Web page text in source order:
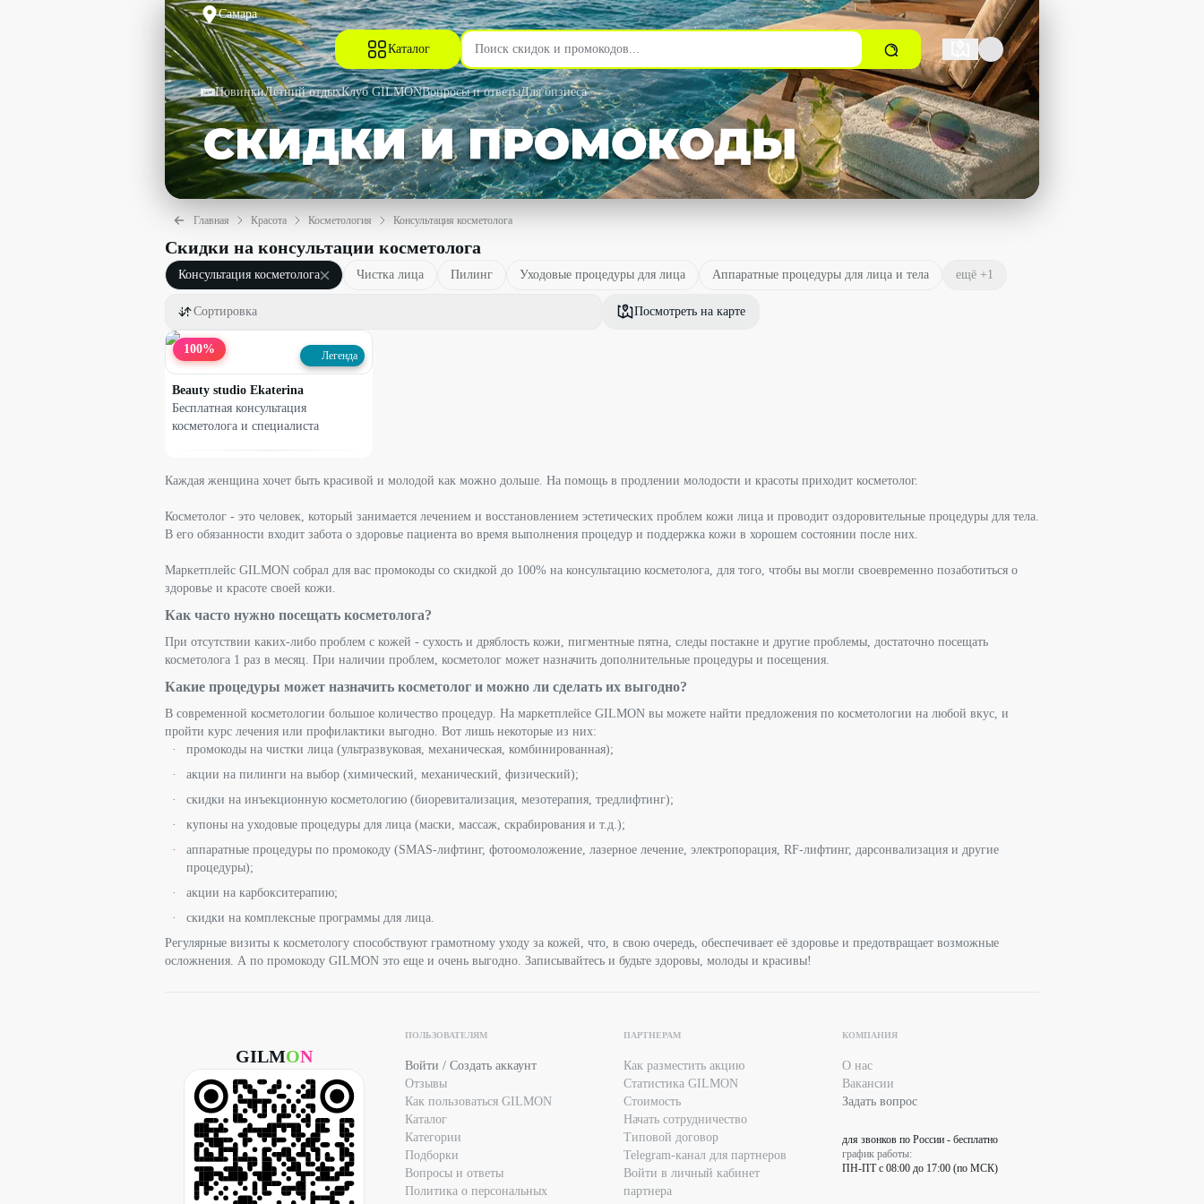
Самара
Каталог
НовинкиЛетний отдыхКлуб GILMONВопросы и ответыДля бизнеса
Главная Красота Косметология Консультация косметолога
Скидки на консультации косметолога
Консультация косметолога Чистка лица Пилинг Уходовые процедуры для лица Аппаратные процедуры для лица и тела ещё +1
Сортировка Посмотреть на карте
100% Легенда
Beauty studio Ekaterina
Бесплатная консультация
косметолога и специалиста
Каждая женщина хочет быть красивой и молодой как можно дольше. На помощь в продлении молодости и красоты приходит косметолог.
Косметолог - это человек, который занимается лечением и восстановлением эстетических проблем кожи лица и проводит оздоровительные процедуры для тела.
В его обязанности входит забота о здоровье пациента во время выполнения процедур и поддержка кожи в хорошем состоянии после них.
Маркетплейс GILMON собрал для вас промокоды со скидкой до 100% на консультацию косметолога, для того, чтобы вы могли своевременно позаботиться о
здоровье и красоте своей кожи.
Как часто нужно посещать косметолога?
При отсутствии каких-либо проблем с кожей - сухость и дряблость кожи, пигментные пятна, следы постакне и другие проблемы, достаточно посещать
косметолога 1 раз в месяц. При наличии проблем, косметолог может назначить дополнительные процедуры и посещения.
Какие процедуры может назначить косметолог и можно ли сделать их выгодно?
В современной косметологии большое количество процедур. На маркетплейсе GILMON вы можете найти предложения по косметологии на любой вкус, и
пройти курс лечения или профилактики выгодно. Вот лишь некоторые из них:
промокоды на чистки лица (ультразвуковая, механическая, комбинированная);
акции на пилинги на выбор (химический, механический, физический);
скидки на инъекционную косметологию (биоревитализация, мезотерапия, тредлифтинг);
купоны на уходовые процедуры для лица (маски, массаж, скрабирования и т.д.);
аппаратные процедуры по промокоду (SMAS-лифтинг, фотоомоложение, лазерное лечение, электропорация, RF-лифтинг, дарсонвализация и другие
процедуры);
акции на карбокситерапию;
скидки на комплексные программы для лица.
Регулярные визиты к косметологу способствуют грамотному уходу за кожей, что, в свою очередь, обеспечивает её здоровье и предотвращает возможные
осложнения. А по промокоду GILMON это еще и очень выгодно. Записывайтесь и будьте здоровы, молоды и красивы!
GILMON
ПОЛЬЗОВАТЕЛЯМ
Войти / Создать аккаунт
Отзывы
Как пользоваться GILMON
Каталог
Категории
Подборки
Вопросы и ответы
Политика о персональных
ПАРТНЕРАМ
Как разместить акцию
Статистика GILMON
Стоимость
Начать сотрудничество
Типовой договор
Telegram-канал для партнеров
Войти в личный кабинет
партнера
КОМПАНИЯ
О нас
Вакансии
Задать вопрос
для звонков по России - бесплатно
график работы:
ПН-ПТ с 08:00 до 17:00 (по МСК)